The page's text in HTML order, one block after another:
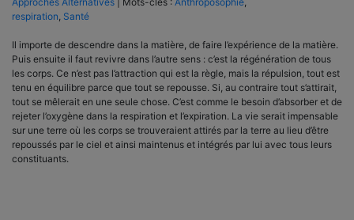
respiration Santé
Il importe de descendre dans la matière, de faire l’expérience de la matière.
Puis ensuite il faut revivre dans l’autre sens : c’est la régénération de tous
les corps. Ce n’est pas l’attraction qui est la règle, mais la répulsion, tout est
tenu en équilibre parce que tout se repousse. Si, au contraire tout s’attirait,
tout se mêlerait en une seule chose. C’est comme le besoin d’absorber et de
rejeter l’oxygène dans la respiration et l’expiration. La vie serait impensable
sur une terre où les corps se trouveraient attirés par la terre au lieu d’être
repoussés par le ciel et ainsi maintenus et intégrés par lui avec tous leurs
constituants.